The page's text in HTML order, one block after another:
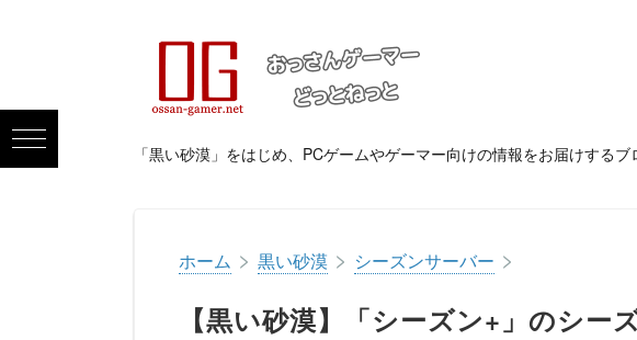
「黒い砂漠」をはじめ、PCゲームやゲーマー向けの情報をお届けする
ホーム > 黒い砂漠 > シーズンサーバー >
【黒い砂漠】「シーズン+」のシー